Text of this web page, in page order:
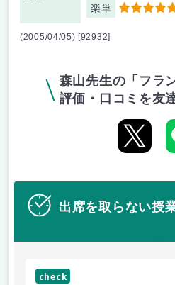
楽単 5
(2005/04/05) [92932]
森山先生の「フラ
評価・口コミを友
出席を取らない授
check